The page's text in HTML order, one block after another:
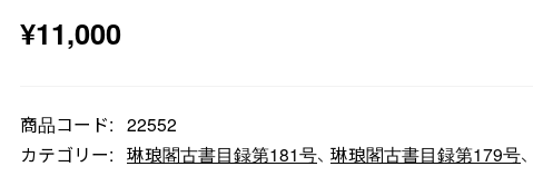
¥11,000
商品コード: 22552
カテゴリー: 琳琅閣古書目録第181号、 琳琅閣古書目録第179号、